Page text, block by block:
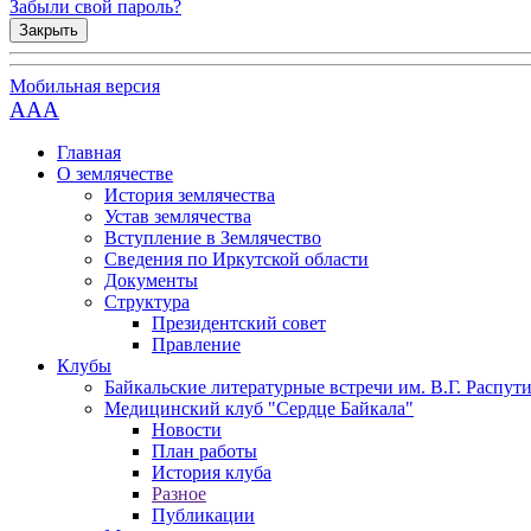
Забыли свой пароль?
Закрыть
Мобильная версия
AAA
Главная
О землячестве
История землячества
Устав землячества
Вступление в Землячество
Сведения по Иркутской области
Документы
Структура
Президентский совет
Правление
Клубы
Байкальские литературные встречи им. В.Г.
Медицинский клуб "Сердце Байкала"
Новости
План работы
История клуба
Разное
Публикации